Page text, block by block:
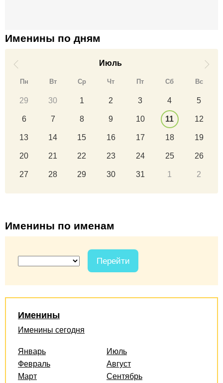
Именины по дням
Июль
Пн Вт Ср Чт Пт Сб Вс
29 30 1 2 3 4 5
6 7 8 9 10 11 12
13 14 15 16 17 18 19
20 21 22 23 24 25 26
27 28 29 30 31 1 2
Именины по именам
Перейти
Именины
Именины сегодня
Январь
Февраль
Март
Июль
Август
Сентябрь